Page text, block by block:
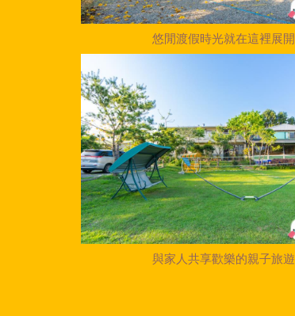
悠閒渡假時光就在這裡展開
與家人共享歡樂的親子旅遊